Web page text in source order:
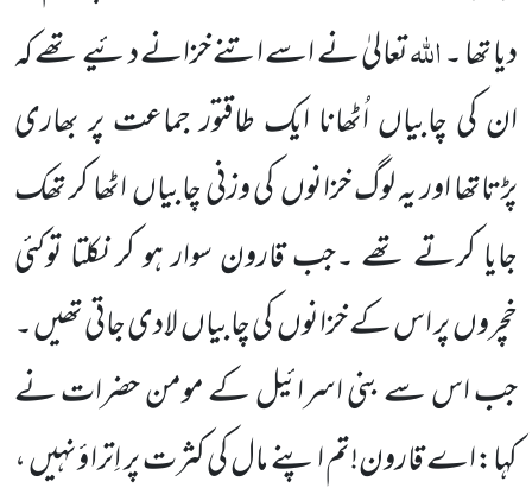
دیا تھا ۔اللہتعالیٰ نے اسے اتنے خزانے دئیے تھے کہ
ان کی چابیاں اُٹھانا ایک طاقتور جماعت پر بھاری
پڑتاتھا اور یہ لوگ خزانوںکی وزنی چابیاںاٹھا کر تھک
جایا کرتے تھے ۔جب قارون سوار ہو کر نکلتا توکئی
خچروںپر اس کے خزانوںکی چابیاںلادی جاتی تھیں ۔
جب اس سے بنی اسرائیل کے مومن حضرات نے
کہا:اے قارون!تم اپنے مال کی کثرت پر اِترا ؤنہیں ،